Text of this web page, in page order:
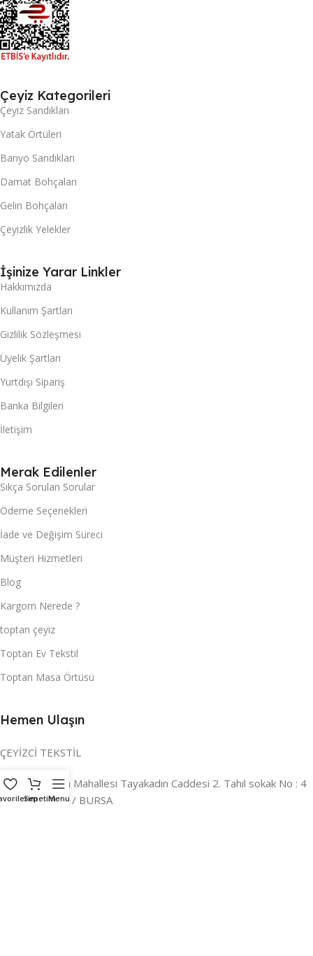
Çeyiz Kategorileri
Çeyiz Sandıkları
Yatak Örtüleri
Banyo Sandıkları
Damat Bohçaları
Gelin Bohçaları
Çeyizlik Yelekler
İşinize Yarar Linkler
Hakkımızda
Kullanım Şartları
Gizlilik Sözleşmesi
Üyelik Şartları
Yurtdışı Sipariş
Banka Bilgileri
İletişim
Merak Edilenler
Sıkça Sorulan Sorular
Ödeme Seçenekleri
İade ve Değişim Süreci
Müşteri Hizmetleri
Blog
Kargom Nerede ?
toptan çeyiz
Toptan Ev Tekstil
Toptan Masa Örtüsü
Hemen Ulaşın
ÇEYİZCİ TEKSTİL
Adres:Reyhan Mahallesi Tayakadın Caddesi 2. Tahıl sokak No : 4
/ a Osmangazi / BURSA
SepetimMenu